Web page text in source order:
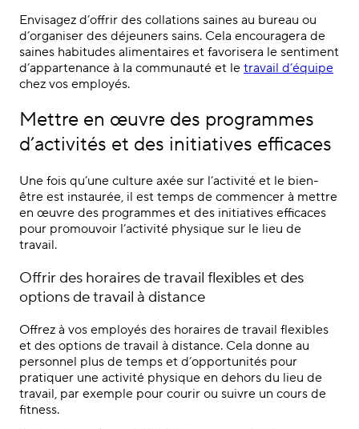
Envisagez d’offrir des collations saines au bureau ou
d’organiser des déjeuners sains. Cela encouragera de
saines habitudes alimentaires et favorisera le sentiment
d’appartenance à la communauté et le travail d’équipe
chez vos employés.
Mettre en œuvre des programmes
d’activités et des initiatives efficaces
Une fois qu’une culture axée sur l’activité et le bien-
être est instaurée, il est temps de commencer à mettre
en œuvre des programmes et des initiatives efficaces
pour promouvoir l’activité physique sur le lieu de
travail.
Offrir des horaires de travail flexibles et des
options de travail à distance
Offrez à vos employés des horaires de travail flexibles
et des options de travail à distance. Cela donne au
personnel plus de temps et d’opportunités pour
pratiquer une activité physique en dehors du lieu de
travail, par exemple pour courir ou suivre un cours de
fitness.